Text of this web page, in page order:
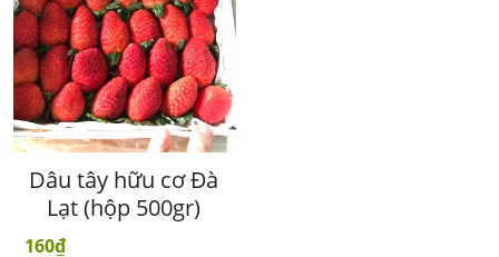
Dâu tây hữu cơ Đà
Lạt (hộp 500gr)
160₫